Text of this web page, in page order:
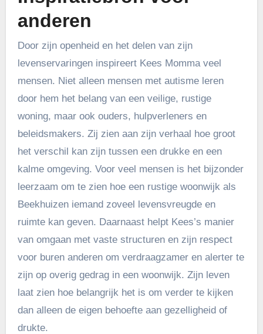
anderen
Door zijn openheid en het delen van zijn
levenservaringen inspireert Kees Momma veel
mensen. Niet alleen mensen met autisme leren
door hem het belang van een veilige, rustige
woning, maar ook ouders, hulpverleners en
beleidsmakers. Zij zien aan zijn verhaal hoe groot
het verschil kan zijn tussen een drukke en een
kalme omgeving. Voor veel mensen is het bijzonder
leerzaam om te zien hoe een rustige woonwijk als
Beekhuizen iemand zoveel levensvreugde en
ruimte kan geven. Daarnaast helpt Kees’s manier
van omgaan met vaste structuren en zijn respect
voor buren anderen om verdraagzamer en alerter te
zijn op overig gedrag in een woonwijk. Zijn leven
laat zien hoe belangrijk het is om verder te kijken
dan alleen de eigen behoefte aan gezelligheid of
drukte.